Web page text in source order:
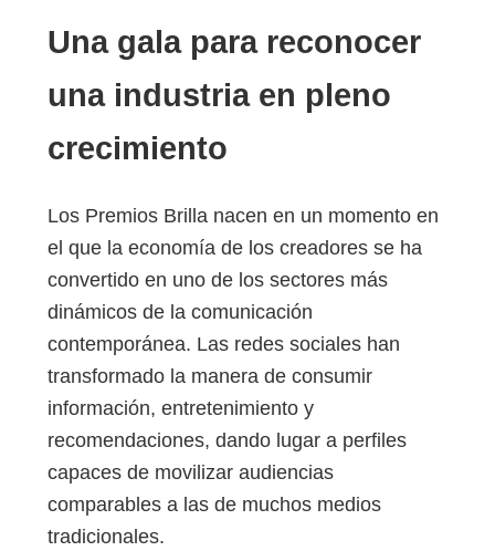
Una gala para reconocer
una industria en pleno
crecimiento
Los Premios Brilla nacen en un momento en
el que la economía de los creadores se ha
convertido en uno de los sectores más
dinámicos de la comunicación
contemporánea. Las redes sociales han
transformado la manera de consumir
información, entretenimiento y
recomendaciones, dando lugar a perfiles
capaces de movilizar audiencias
comparables a las de muchos medios
tradicionales.